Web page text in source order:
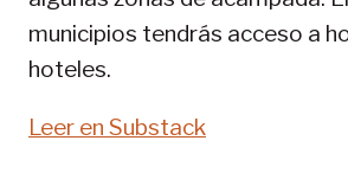
municipios tendrás acceso a
hoteles.
Leer en Substack